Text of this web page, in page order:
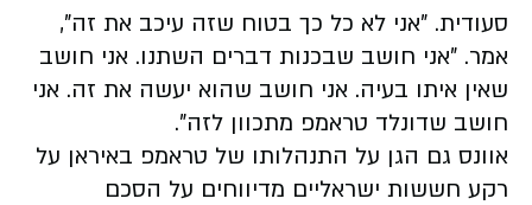
סעודית. "אני לא כל כך בטוח שזה עיכב את זה",
אמר. "אני חושב שבכנות דברים השתנו. אני חושב
שאין איתו בעיה. אני חושב שהוא יעשה את זה. אני
חושב שדונלד טראמפ מתכוון לזה".
אוונס גם הגן על התנהלותו של טראמפ באיראן על
רקע חששות ישראליים מדיווחים על הסכם